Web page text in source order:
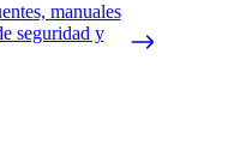
manuales
seguridad y